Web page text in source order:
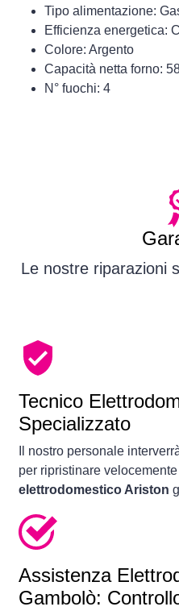
Tipo alimentazione:
Efficienza energetica:
Colore: Argento
Capacità netta forno:
N° fuochi: 4
Le nostre riparazioni
Tecnico
Specializzato
Il nostro personale
per ripristinare
elettrodomestico Ariston
Assistenza
Gambolò: